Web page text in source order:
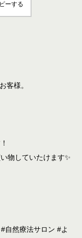
ーする
客様。
物していたけます✨
自然療法サロン #よ